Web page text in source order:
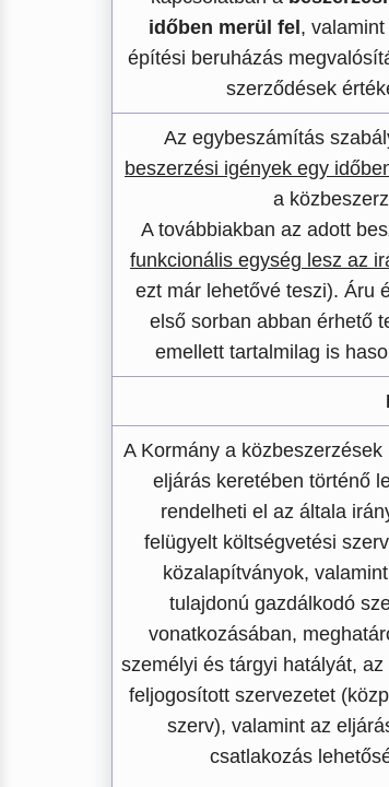
időben merül fel ,
építési beruházás
szerződések
Az egybeszámítás
beszerzési igények egy
a
A továbbiakban az adott
funkcionális egység lesz az
ezt már lehetővé teszi). Áru
első sorban abban érhető
emellett tartalmilag is
A Kormány a
eljárás keretében történő
rendelheti el az általa
felügyelt költségvetési
közalapítványok,
tulajdonú gazdálkodó
vonatkozásában,
személyi és tárgyi hatályát,
feljogosított szervezetet
szerv), valamint az
csatlakozás